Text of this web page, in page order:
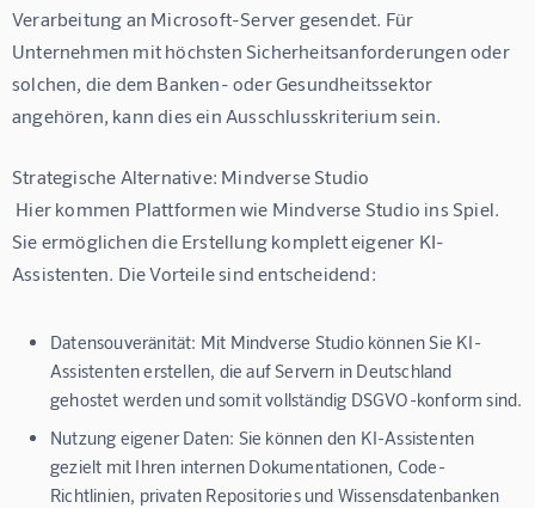
Verarbeitung an Microsoft-Server gesendet. Für
Unternehmen mit höchsten Sicherheitsanforderungen oder
solchen, die dem Banken- oder Gesundheitssektor
angehören, kann dies ein Ausschlusskriterium sein.
Strategische Alternative: Mindverse Studio
Hier kommen Plattformen wie Mindverse Studio ins Spiel.
Sie ermöglichen die Erstellung komplett eigener KI-
Assistenten. Die Vorteile sind entscheidend:
Datensouveränität: Mit Mindverse Studiokönnen Sie KI-
Assistenten erstellen, die auf Servern in Deutschland
gehostet werden und somit vollständig DSGVO-konform sind.
Nutzung eigener Daten: Sie können den KI-Assistenten
gezielt mit Ihren internen Dokumentationen, Code-
Richtlinien, privaten Repositories und Wissensdatenbanken